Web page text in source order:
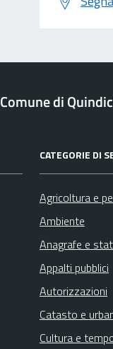
Comune di
CATEGORIE DI
Agricoltura e
Ambiente
Anagrafe e
Appalti pubblici
Autorizzazioni
Catasto e
Cultura e